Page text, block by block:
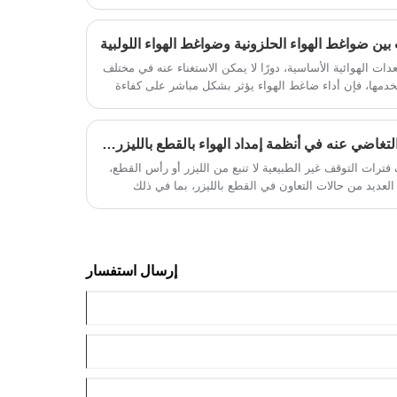
القابلة للبرمجة يتحكم في الصمام
والامتزاز تحت الضغط المنخفض،
فصل الأكسجين والنيتروجين
بين ضواغط الهواء الحلزونية وضواغط الهواء اللولبية
الهوائية الأساسية، دورًا لا يمكن الاستغناء عنه في مختلف
فإن أداء ضاغط الهواء يؤثر بشكل مباشر على كفاءة
الشركات على اختيار ضاغط الهواء الأنسب، ستركز هذه
الحلزونية وضواغط الهواء اللولبية الدوارة.
مصدر الفشل الأكثر سهولة في التغاضي عنه في أنظمة إمداد الهواء بالقطع بالليزر: ضاغط الهواء اللولبي.
التوقف غير الطبيعية لا تنبع من الليزر أو رأس القطع،
من حالات التعاون في القطع بالليزر، بما في ذلك
إرسال استفسار